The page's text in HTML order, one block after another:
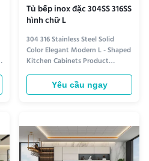
Tủ bếp inox đặc 304SS 316SS
hình chữ L
304 316 Stainless Steel Solid
Color Elegant Modern L - Shaped
Kitchen Cabinets Product
information Sleek and Durable
Design Crafted from premium
304 or 316 stainless steel, these
corrosion resistance. Their solid
color finish provides a ...
Yêu cầu ngay